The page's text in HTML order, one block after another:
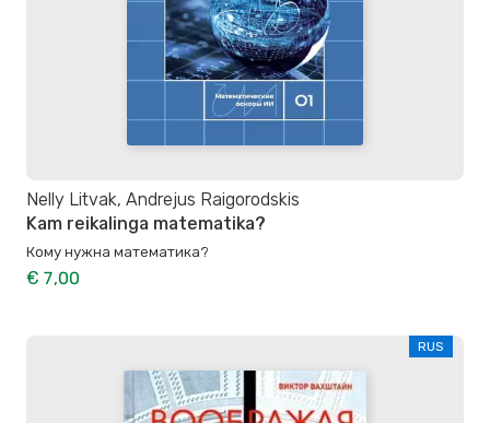
Nelly Litvak, Andrejus Raigorodskis
Kam reikalinga matematika?
Кому нужна математика?
€ 7,00
RUS